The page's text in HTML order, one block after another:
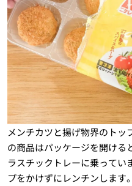
メンチカツと揚げ物界のトッ
の商品はパッケージを開ける
ラスチックトレーに乗ってい
プをかけずにレンチンします